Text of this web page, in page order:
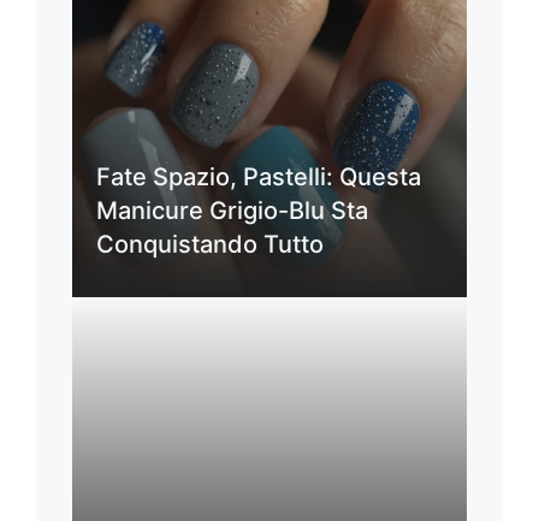
Fate Spazio, Pastelli: Questa
Manicure Grigio-Blu Sta
Conquistando Tutto